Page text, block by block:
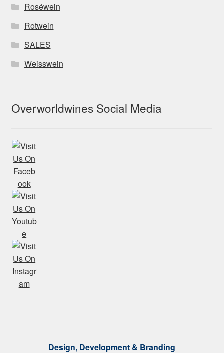
Roséwein
Rotwein
SALES
Weisswein
Overworldwines Social Media
Design, Development & Branding